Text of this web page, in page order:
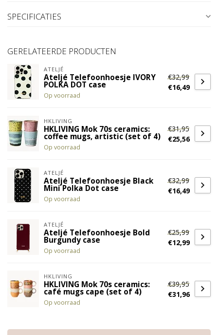
SPECIFICATIES
GERELATEERDE PRODUCTEN
ATELJÉ
Ateljé Telefoonhoesje IVORY
POLKA DOT case
Op voorraad
€32,99
€16,49
HKLIVING
HKLIVING Mok 70s ceramics:
coffee mugs, artistic (set of 4)
Op voorraad
€31,95
€25,56
ATELJÉ
Ateljé Telefoonhoesje Black
Mini Polka Dot case
Op voorraad
€32,99
€16,49
ATELJÉ
Ateljé Telefoonhoesje Bold
Burgundy case
Op voorraad
€25,99
€12,99
HKLIVING
HKLIVING Mok 70s ceramics:
café mugs cape (set of 4)
Op voorraad
€39,95
€31,96